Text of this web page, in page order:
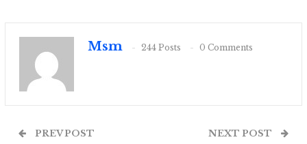
Msm 244 Posts 0 Comments
PREV POST NEXT POST